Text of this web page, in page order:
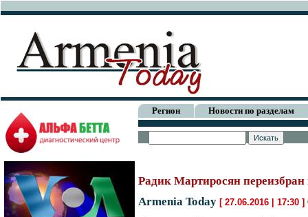
Регион Новости по разделам
Радик Мартиросян
Armenia Today [ 27.06.2016 | 17:30 ]